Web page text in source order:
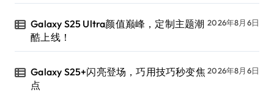
Galaxy S25 Ultra颜值巅峰，定制主题潮
酷上线！
2026年8月6日
Galaxy S25+闪亮登场，巧用技巧秒变焦
点
2026年8月6日